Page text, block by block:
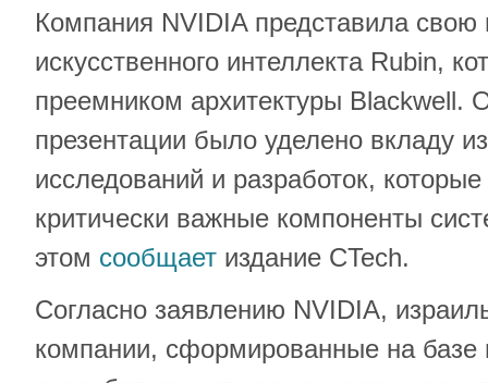
Компания NVIDIA представила
искусственного интеллекта Rubin,
преемником архитектуры Blackwell.
презентации было уделено вкладу
исследований и разработок,
критически важные компоненты
этом сообщает издание CTech.
Согласно заявлению NVIDIA,
компании, сформированные на базе